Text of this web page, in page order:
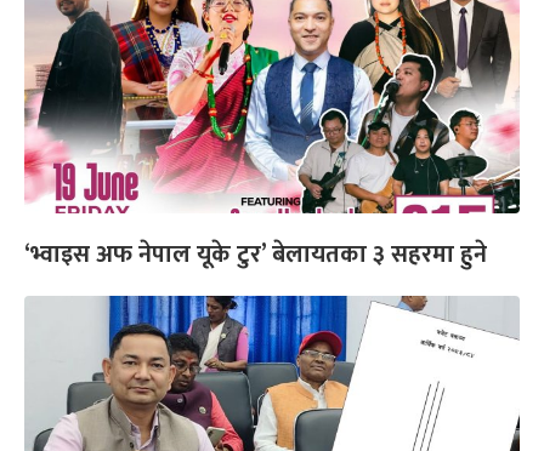
‘भ्वाइस अफ नेपाल यूके टुर’ बेलायतका ३ सहरमा हुने